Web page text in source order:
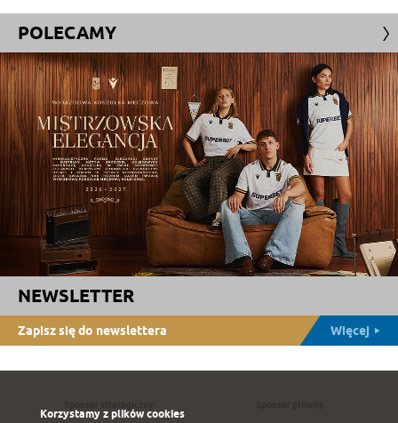
POLECAMY
NEWSLETTER
Zapisz się do newslettera Więcej
Korzystamy z plików cookies